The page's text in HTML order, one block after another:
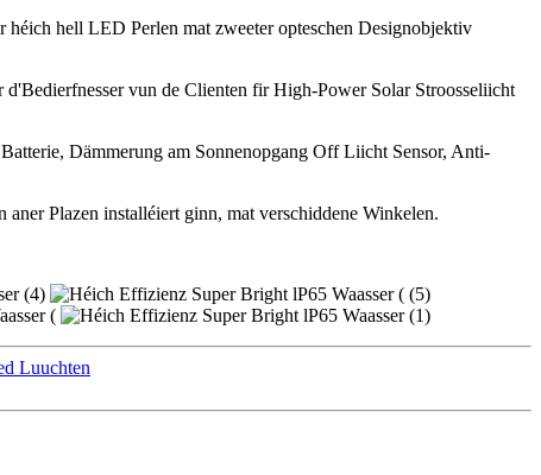
hell LED Perlen mat zweeter opteschen Designobjektiv
vun de Clienten fir High-Power Solar Stroosseliicht
Dämmerung am Sonnenopgang Off Liicht Sensor, Anti-
Plazen installéiert ginn, mat verschiddene Winkelen.
Luuchten